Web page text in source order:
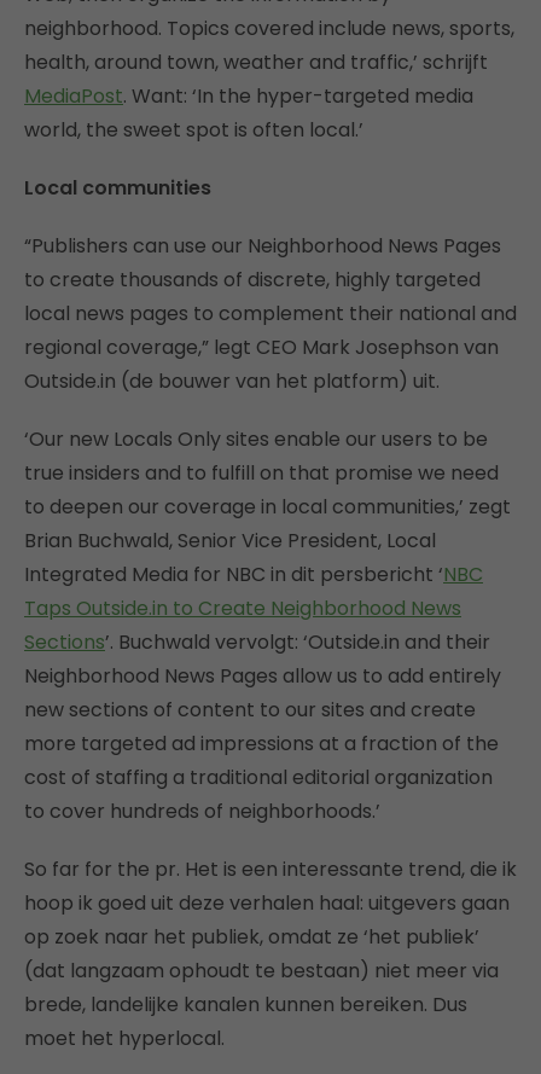
neighborhood. Topics covered include news, sports,
health, around town, weather and traffic,’ schrijft
MediaPost. Want: ‘In the hyper-targeted media
world, the sweet spot is often local.’
Local communities
“Publishers can use our Neighborhood News Pages
to create thousands of discrete, highly targeted
local news pages to complement their national and
regional coverage,” legt CEO Mark Josephson van
Outside.in (de bouwer van het platform) uit.
‘Our new Locals Only sites enable our users to be
true insiders and to fulfill on that promise we need
to deepen our coverage in local communities,’ zegt
Brian Buchwald, Senior Vice President, Local
Integrated Media for NBC in dit persbericht ‘NBC
Taps Outside.in to Create Neighborhood News
Sections’. Buchwald vervolgt: ‘Outside.in and their
Neighborhood News Pages allow us to add entirely
new sections of content to our sites and create
more targeted ad impressions at a fraction of the
cost of staffing a traditional editorial organization
to cover hundreds of neighborhoods.’
So far for the pr. Het is een interessante trend, die ik
hoop ik goed uit deze verhalen haal: uitgevers gaan
op zoek naar het publiek, omdat ze ‘het publiek’
(dat langzaam ophoudt te bestaan) niet meer via
brede, landelijke kanalen kunnen bereiken. Dus
moet het hyperlocal.